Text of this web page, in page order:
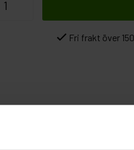
Fri frakt över